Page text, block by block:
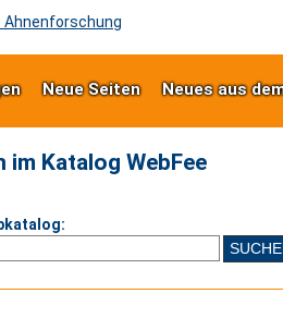
Neue Seiten Neues aus
Katalog WebFee